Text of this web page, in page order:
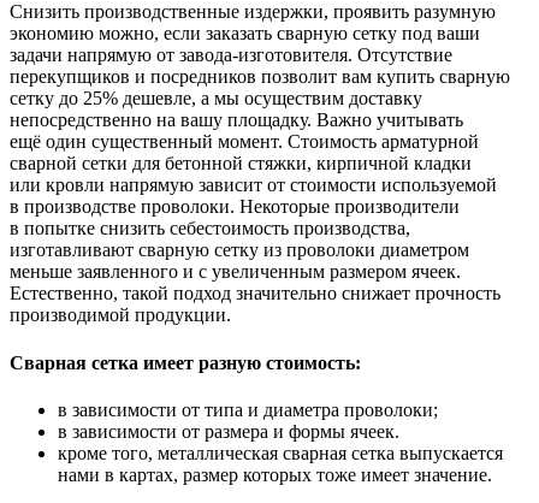
Снизить производственные издержки, проявить разумную
экономию можно, если заказать сварную сетку под ваши
задачи напрямую от завода-изготовителя. Отсутствие
перекупщиков и посредников позволит вам купить сварную
сетку до 25% дешевле, а мы осуществим доставку
непосредственно на вашу площадку. Важно учитывать
ещё один существенный момент. Стоимость арматурной
сварной сетки для бетонной стяжки, кирпичной кладки
или кровли напрямую зависит от стоимости используемой
в производстве проволоки. Некоторые производители
в попытке снизить себестоимость производства,
изготавливают сварную сетку из проволоки диаметром
меньше заявленного и с увеличенным размером ячеек.
Естественно, такой подход значительно снижает прочность
производимой продукции.
Сварная сетка имеет разную стоимость:
в зависимости от типа и диаметра проволоки;
в зависимости от размера и формы ячеек.
кроме того, металлическая сварная сетка выпускается
нами в картах, размер которых тоже имеет значение.